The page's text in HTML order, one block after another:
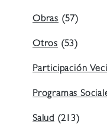
Obras (57)
Otros (53)
Participación
Programas
Salud (213)